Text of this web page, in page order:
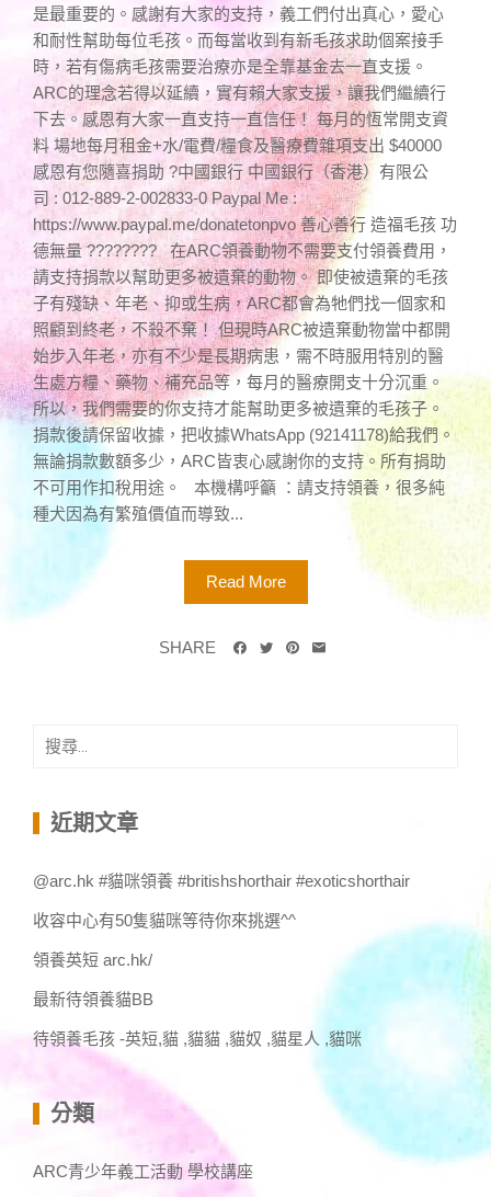
是最重要的。感謝有大家的支持，義工們付出真心，愛心
和耐性幫助每位毛孩。而每當收到有新毛孩求助個案接手
時，若有傷病毛孩需要治療亦是全靠基金去一直支援。
ARC的理念若得以延續，實有賴大家支援，讓我們繼續行
下去。感恩有大家一直支持一直信任！ 每月的恆常開支資
料 場地每月租金+水/電費/糧食及醫療費雜項支出 $40000
感恩有您隨喜捐助 ?中國銀行 中國銀行（香港）有限公
司 : 012-889-2-002833-0 Paypal Me :
https://www.paypal.me/donatetonpvo 善心善行 造福毛孩 功
德無量 ???????? 在ARC領養動物不需要支付領養費用，
請支持捐款以幫助更多被遺棄的動物。 即使被遺棄的毛孩
子有殘缺、年老、抑或生病，ARC都會為牠們找一個家和
照顧到終老，不殺不棄！ 但現時ARC被遺棄動物當中都開
始步入年老，亦有不少是長期病患，需不時服用特別的醫
生處方糧、藥物、補充品等，每月的醫療開支十分沉重。
所以，我們需要的你支持才能幫助更多被遺棄的毛孩子。
捐款後請保留收據，把收據WhatsApp (92141178)給我們。
無論捐款數額多少，ARC皆衷心感謝你的支持。所有捐助
不可用作扣稅用途。 本機構呼籲 ：請支持領養，很多純
種犬因為有繁殖價值而導致...
Read More
SHARE
搜
鍵 近期文章
@arc.hk #貓咪領養 #britishshorthair #exoticshorthair
收容中心有50隻貓咪等待你來挑選^^
領養英短 arc.hk/
最新待領養貓BB
待領養毛孩 -英短,貓 ,貓貓 ,貓奴 ,貓星人 ,貓咪
分類
ARC青少年義工活動 學校講座